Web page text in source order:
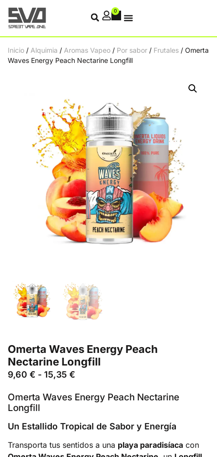
0
Inicio / Alquimia / Aromas Vapeo / Por sabor / Frutales / Omerta
Waves Energy Peach Nectarine Longfill
Omerta Waves Energy Peach
Nectarine Longfill
9,60 € - 15,35 €
Omerta Waves Energy Peach Nectarine
Longfill
Un Estallido Tropical de Sabor y Energía
Transporta tus sentidos a una playa paradisíaca con